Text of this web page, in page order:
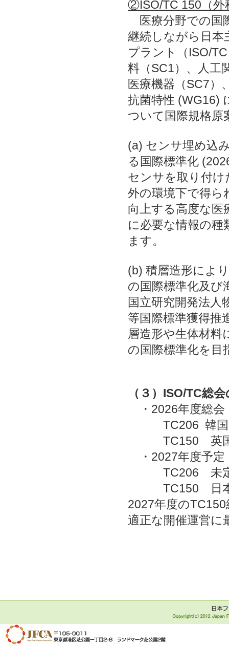
②ISO/TC 150（外
医療分野での国
継続しながら日本
プラント（ISO/
料（SC1）、人工
医療機器（SC7）
抗菌特性 (WG16)
ついて国際規格原
(a) センサ埋め込
る国際標準化
センサを取り付
外の環境下で得ら
向上する高度な医
に必要な情報の種
ます。
(b) 積層造形によ
の国際標準化及び
国立研究開発法人
等国際標準獲得推
層造形や生体材料
の国際標準化を目
（３）ISO/TC総
・2026年度総
TC206 韓国
TC150 英国
・2027年度予定
TC206 未
TC150 日本
2027年度の
適正な開催運営に